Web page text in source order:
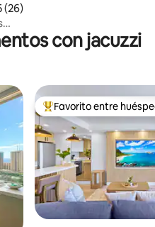
promedio: 5 de 5; 26
(26)
con jacuzzi
De los mejores en
Favorito entre